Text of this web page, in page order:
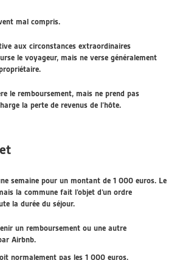
mal compris.
aux circonstances extraordinaires
le voyageur, mais ne verse généralement
le remboursement, mais ne prend pas
la perte de revenus de l’hôte.
semaine pour un montant de 1 000 euros. Le
la commune fait l’objet d’un ordre
la durée du séjour.
un remboursement ou une autre
Airbnb.
normalement pas les 1 000 euros.